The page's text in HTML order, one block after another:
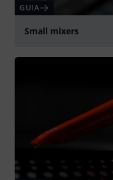
GUIA
Small mixers